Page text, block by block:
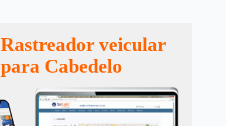
Rastreador veicular
para Cabedelo